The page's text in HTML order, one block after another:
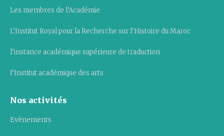
Les membres de l’Académie
L’Institut Royal pour la Recherche sur l’Histoire du Maroc
l’instance académique supérieure de traduction
l’Institut académique des arts
Nos activités
Evènements